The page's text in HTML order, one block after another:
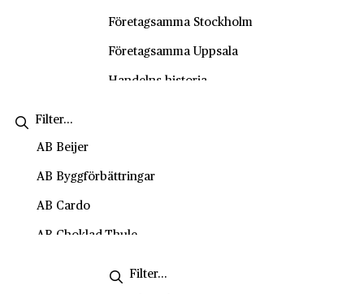
Entreprenörskap
Entreprenörskap och företagande
Film- och tv-produktion
Historia
Företagsamma Stockholm
Företagsamma Uppsala
Handelns historia
Källkritik
Miljömässig hållbarhet
AB Beijer
AB Byggförbättringar
AB Cardo
AB Choklad-Thule